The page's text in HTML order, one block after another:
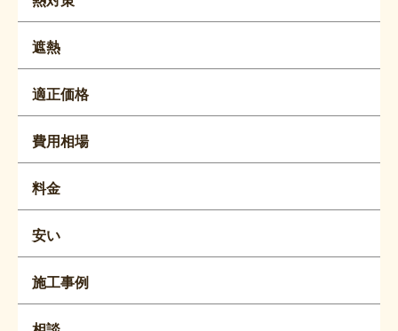
遮熱
適正価格
費用相場
料金
安い
施工事例